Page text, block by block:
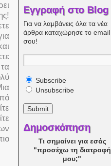
Εγγραφή στο Blog
Για να λαμβάνεις όλα τα νέα
άρθρα καταχώρησε το email
σου!
Subscribe
Unsubscribe
Δημοσκόπηση
Τι σημαίνει για εσάς
"προσέχω τη διατροφή
μου;"